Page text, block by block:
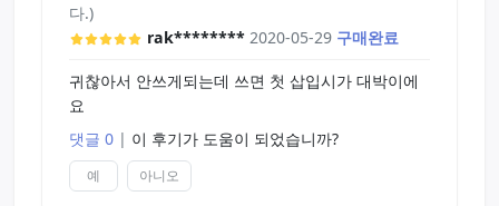
다.)
rak******** 2020-05-29 구매완료
귀찮아서 안쓰게되는데 쓰면 첫 삽입시가 대박이에
요
댓글 0 | 이 후기가 도움이 되었습니까?
예 아니오